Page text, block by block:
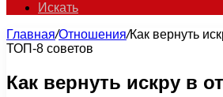
Искать
Главная/Отношения/Как вернуть
ТОП-8 советов
Как вернуть искру в